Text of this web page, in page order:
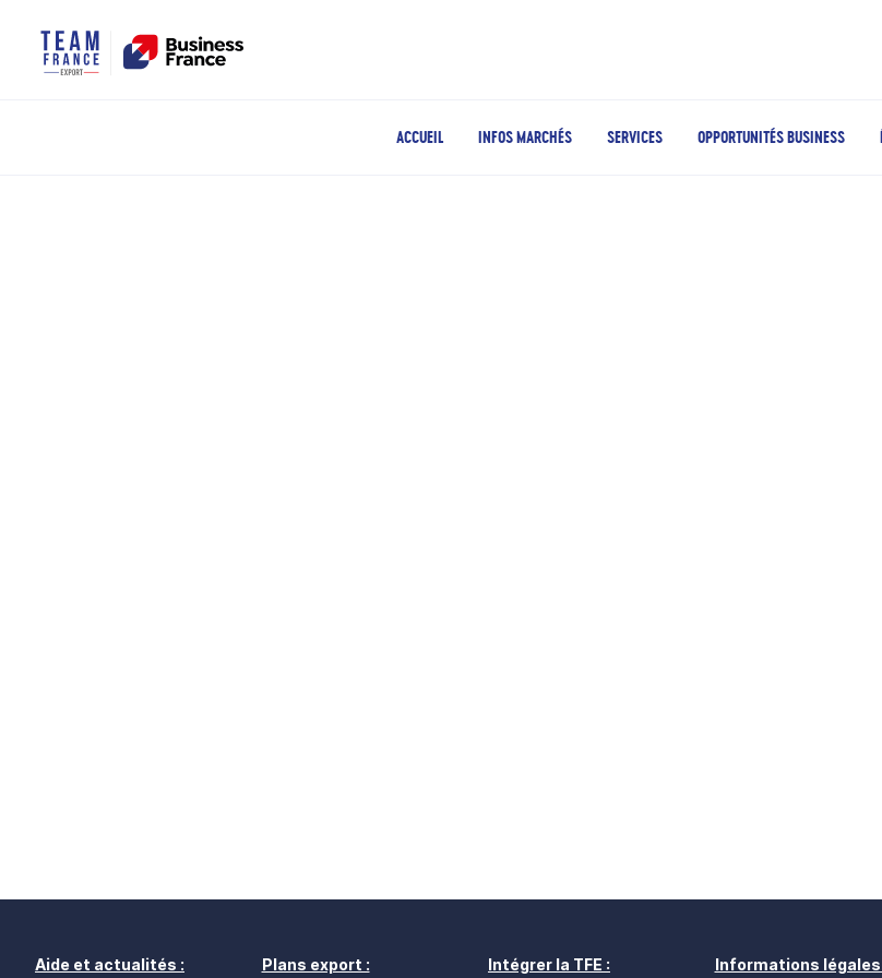
ACCUEIL INFOS MARCHÉS SERVICES OPPORTUNITÉS BUSINESS
Aide et actualités : Plans export : Intégrer la TFE : Informations légales